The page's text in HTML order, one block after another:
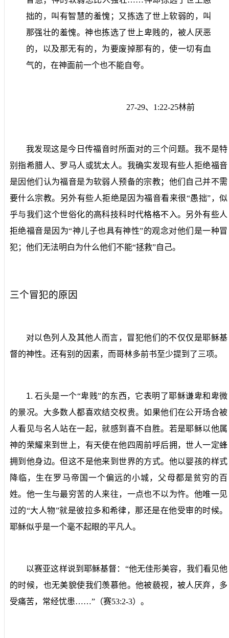
拙的，叫有智慧的羞愧；又拣选了世上软弱的，叫
那强壮的羞愧。神也拣选了世上卑贱的，被人厌恶
的，以及那无有的，为要废掉那有的，使一切有血
气的，在神面前一个也不能自夸。
林前
1:22-25
、
27-29
我发现这是今日传福音时所面对的三个问题。我不是特
别指希腊人、罗马人或犹太人。我确实发现有些人拒绝福音
是因他们认为福音是为软弱人预备的宗教；他们自己并不需
要什么宗教。另外有些人拒绝是因为福音看来很“愚拙”，似
乎与我们这个世俗化的高科技科时代格格不入。另外有些人
拒绝福音是因为“神儿子也具有神性”的观念对他们是一种冒
犯；他们无法明白为什么他们不能“拯救”自己。
三个冒犯的原因
对以色列人及其他人而言，冒犯他们的不仅仅是耶稣基
督的神性。还有别的因素，而哥林多前书至少提到了三项。
1.石头是一个“卑贱”的东西， 它表明了耶稣谦卑和卑微
的景况。大多数人都喜欢结交权贵。如果他们在公开场合被
人看见与名人站在一起，就感到喜不自胜。若是耶稣以他属
神的荣耀来到世上，有天使在他四周前呼后拥，世人一定蜂
拥到他身边。但这不是他来到世界的方式。他以婴孩的样式
降临，生在罗马帝国一个偏远的小城，父母都是贫穷的百
姓。他一生与最穷苦的人来往，一点也不以为忤。他唯一见
过的“大人物”就是彼拉多和希律，那还是在他受审的时候。
耶稣似乎是一个毫不起眼的平凡人。
以赛亚这样说到耶稣基督：“他无佳形美容，我们看见他
的时候，也无美貌使我们羡慕他。他被藐视，被人厌弃，多
受痛苦，常经忧患……”（赛53:2-3）。